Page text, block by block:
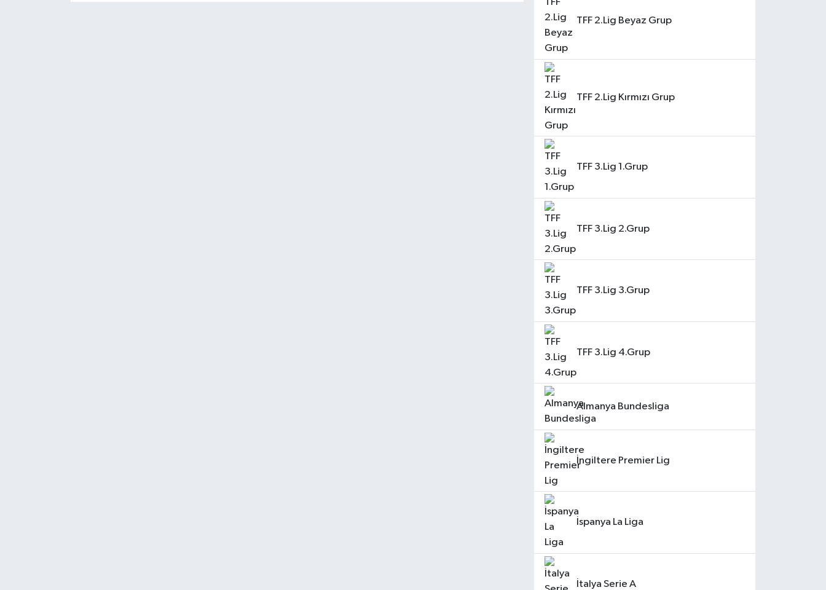
TFF 2.Lig Beyaz Grup
TFF 2.Lig Kırmızı Grup
TFF 3.Lig 1.Grup
TFF 3.Lig 2.Grup
TFF 3.Lig 3.Grup
TFF 3.Lig 4.Grup
Almanya Bundesliga
İngiltere Premier Lig
İspanya La Liga
İtalya Serie A